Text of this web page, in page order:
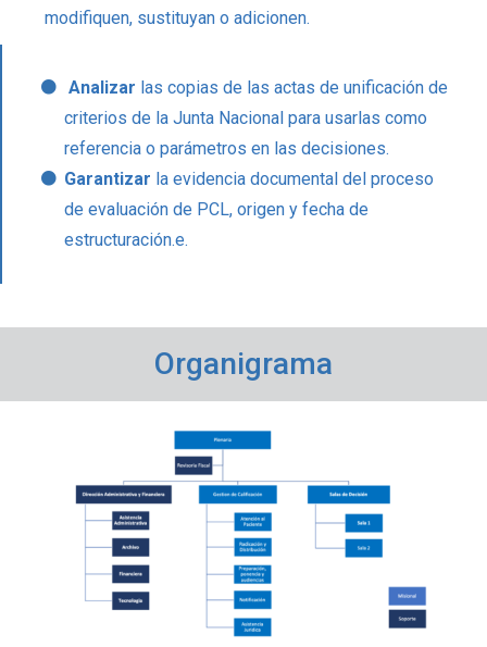
modifiquen, sustituyan o adicionen.
Analizar las copias de las actas de unificación de
criterios de la Junta Nacional para usarlas como
referencia o parámetros en las decisiones.
Garantizar la evidencia documental del proceso
de evaluación de PCL, origen y fecha de
estructuración.e.
Organigrama